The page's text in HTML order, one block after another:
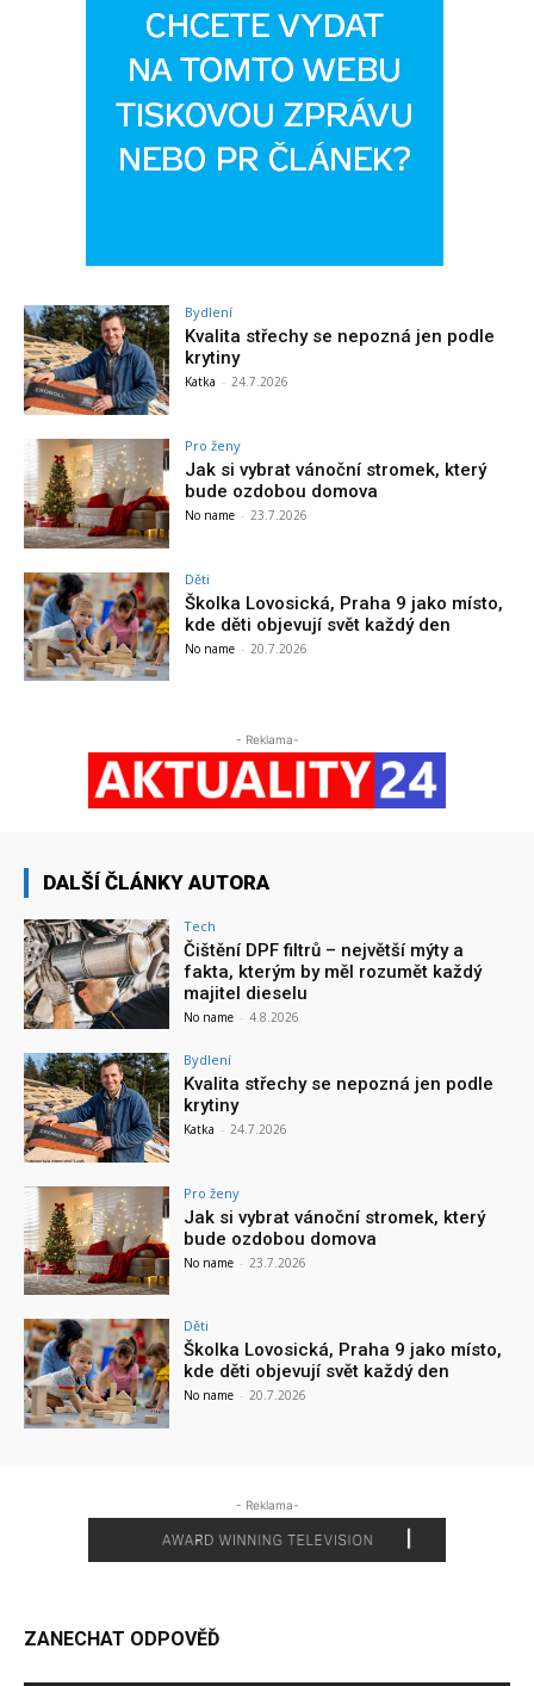
Bydlení
Kvalita střechy se nepozná jen podle
krytiny
Katka - 24.7.2026
Pro ženy
Jak si vybrat vánoční stromek, který
bude ozdobou domova
No name - 23.7.2026
Děti
Školka Lovosická, Praha 9 jako místo,
kde děti objevují svět každý den
No name - 20.7.2026
- Reklama-
DALŠÍ ČLÁNKY AUTORA
Tech
Čištění DPF filtrů – největší mýty a
fakta, kterým by měl rozumět každý
majitel dieselu
No name - 4.8.2026
Bydlení
Kvalita střechy se nepozná jen podle
krytiny
Katka - 24.7.2026
Pro ženy
Jak si vybrat vánoční stromek, který
bude ozdobou domova
No name - 23.7.2026
Děti
Školka Lovosická, Praha 9 jako místo,
kde děti objevují svět každý den
No name - 20.7.2026
- Reklama-
ZANECHAT ODPOVĚĎ